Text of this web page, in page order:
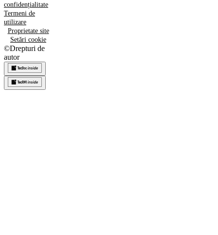
confidențialitate
Termeni de
utilizare
Proprietate site
Setări cookie
©Drepturi de
autor